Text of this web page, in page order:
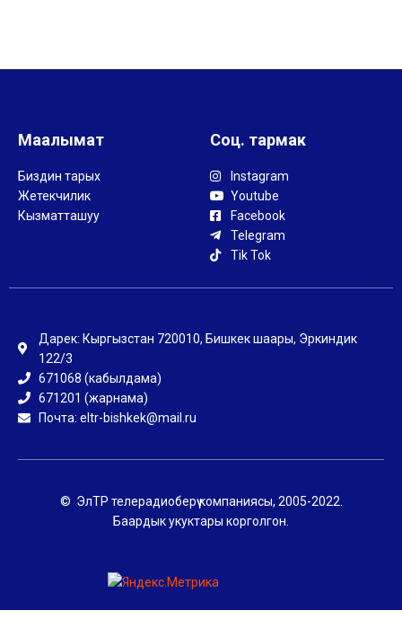
Маалымат
Биздин тарых
Жетекчилик
Кызматташуу
Соц. тармак
Instagram
Youtube
Facebook
Telegram
Tik Tok
Дарек: Кыргызстан 720010, Бишкек шаары, Эркиндик
122/3
671068 (кабылдама)
671201 (жарнама)
Почта: eltr-bishkek@mail.ru
© ЭлТР телерадиоберүү компаниясы, 2005-2022.
Баардык укуктары корголгон.